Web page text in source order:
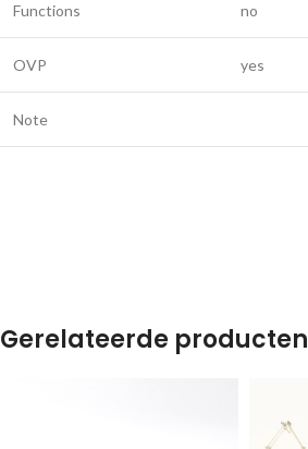
Functions no
OVP yes
Note
Gerelateerde producten